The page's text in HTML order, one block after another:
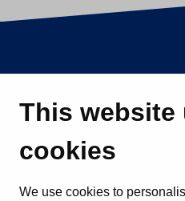
This website
cookies
We use cookies to